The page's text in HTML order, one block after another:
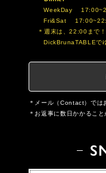
WeekDay
Fri&Sat
週末は、22:00まで！
DickBrunaTABLEで
メール（Contact）では
お返事に数日かかること